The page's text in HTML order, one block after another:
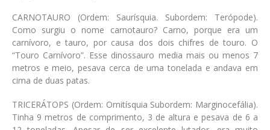
CARNOTAURO (Ordem: Saurísquia. Subordem: Terópode).
Como surgiu o nome carnotauro? Carno, porque era um
carnívoro, e tauro, por causa dos dois chifres de touro. O
“Touro Carnívoro”. Esse dinossauro media mais ou menos 7
metros e meio, pesava cerca de uma tonelada e andava em
cima de duas patas.
TRICERÁTOPS (Ordem: Ornitísquia Subordem: Marginocefália).
Tinha 9 metros de comprimento, 3 de altura e pesava de 6 a